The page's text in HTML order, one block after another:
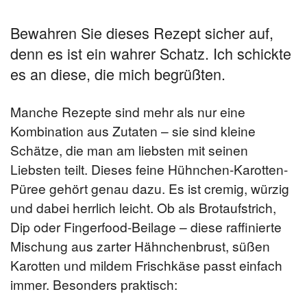
Bewahren Sie dieses Rezept sicher auf,
denn es ist ein wahrer Schatz. Ich schickte
es an diese, die mich begrüßten.
Manche Rezepte sind mehr als nur eine
Kombination aus Zutaten – sie sind kleine
Schätze, die man am liebsten mit seinen
Liebsten teilt. Dieses feine Hühnchen-Karotten-
Püree gehört genau dazu. Es ist cremig, würzig
und dabei herrlich leicht. Ob als Brotaufstrich,
Dip oder Fingerfood-Beilage – diese raffinierte
Mischung aus zarter Hähnchenbrust, süßen
Karotten und mildem Frischkäse passt einfach
immer. Besonders praktisch: